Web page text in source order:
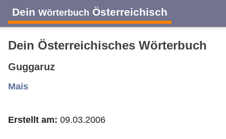
Dein Wörterbuch Österreichisch
A
J K L M
Dein Österreichisches Wörterbuch
Guggaruz
Mais
Erstellt am: 09.03.2006